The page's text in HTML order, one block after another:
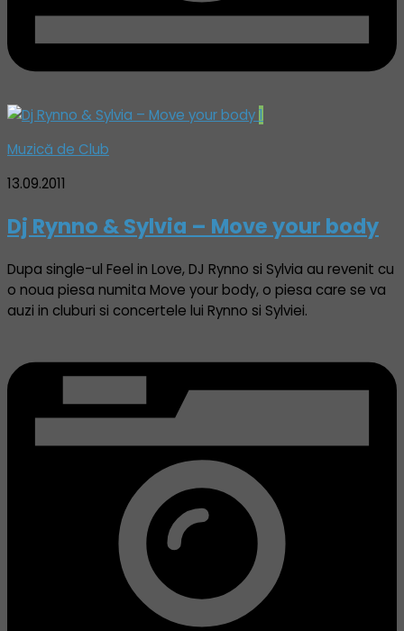
1
Muzică de Club
13.09.2011
Dj Rynno & Sylvia – Move your body
Dupa single-ul Feel in Love, DJ Rynno si Sylvia au revenit cu
o noua piesa numita Move your body, o piesa care se va
auzi in cluburi si concertele lui Rynno si Sylviei.